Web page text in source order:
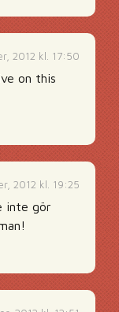
2012 kl. 17:50
on this
2012 kl. 19:25
inte gör